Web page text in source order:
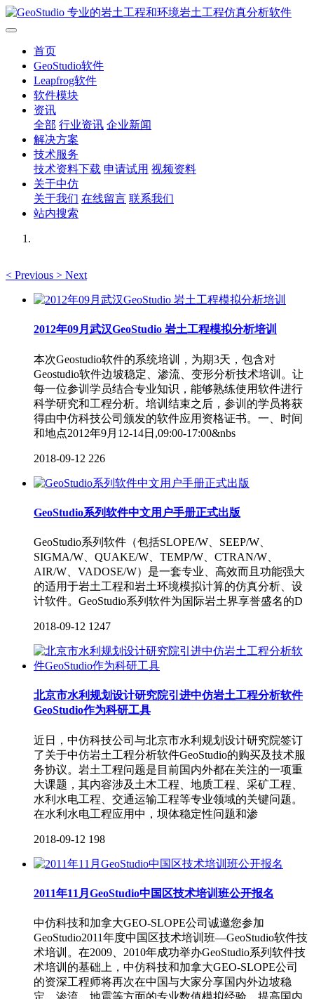
首页
GeoStudio软件
Leapfrog软件
软件模块
资讯
全部 行业资讯 企业新闻
解决方案
技术服务
技术资料下载 申请试用 视频资料
关于中仿
关于我们 在线留言 联系我们
站内搜索
< Previous > Next
2012年09月武汉GeoStudio 岩土工程模拟分析培训
本次Geostudio软件的系统培训，为期3天，包含对
Geostudio软件边坡稳定、渗流、变形分析技术培训。让
每一位参训学员结合专业知识，能够熟练使用软件进行
科学研究和工程分析。培训结束之后，参训的学员将获
得由中仿科技公司颁发的软件应用资格证书。一、时间
和地点2012年9月12-14日,09:00-17:00&nbs
2018-09-12 226
GeoStudio系列软件中文用户手册正式出版
GeoStudio系列软件（包括SLOPE/W、SEEP/W、
SIGMA/W、QUAKE/W、TEMP/W、CTRAN/W、
AIR/W、VADOSE/W）是一套专业、高效而且功能强大
的适用于岩土工程和岩土环境模拟计算的仿真分析、设
计软件。GeoStudio系列软件为国际岩土界享誉盛名的D
2018-09-12 1247
北京市水利规划设计研究院引进中仿岩土工程分析软件
GeoStudio作为科研工具
近日，中仿科技公司与北京市水利规划设计研究院签订
了关于中仿岩土工程分析软件GeoStudio的购买及技术服
务协议。岩土工程问题是目前国内外都在关注的一项重
大课题，其内容涉及土木工程、地质工程、采矿工程、
水利水电工程、交通运输工程等专业领域的关键问题。
在水利水电工程应用中，坝体稳定性问题和渗
2018-09-12 198
2011年11月GeoStudio中国区技术培训班公开报名
中仿科技和加拿大GEO-SLOPE公司诚邀您参加
GeoStudio2011年度中国区技术培训班—GeoStudio软件技
术培训。在2009、2010年成功举办GeoStudio系列软件技
术培训的基础上，中仿科技和加拿大GEO-SLOPE公司
的资深工程师将再次在中国与大家分享国内外边坡稳